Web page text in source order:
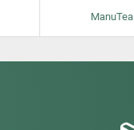
ManuTea